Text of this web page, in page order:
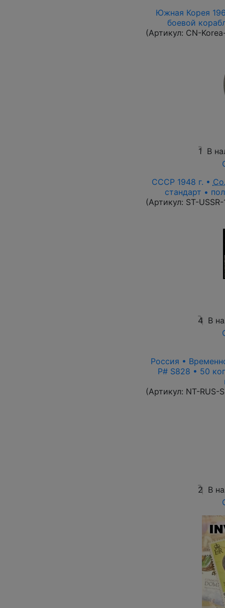
Южная Корея
боевой
(Артикул: CN-
1 В
СССР 1948 г. •
стандарт •
(Артикул: ST-
4 В
Россия •
P# S828 • 50
(Артикул: NT-RUS-
2 В